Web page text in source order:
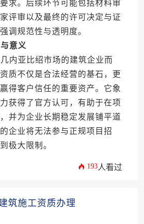
求。后续环节可能包括材料审
评审以及最终的许可决定与证
调规范性与透明度。
意义
亚比绍市场的建筑企业而
质不仅是合法经营的基石，更
得客户信任的重要资产。它象
获得了官方认可，有助于在项
并为企业长期稳定发展铺平道
企业将无法参与正规项目招
极大限制。
193人看过
筑施工资质办理